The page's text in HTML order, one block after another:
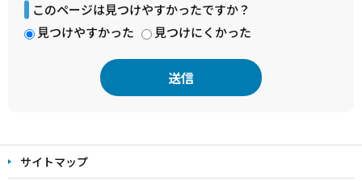
このページは見つけやすかったですか？
見つけやすかった
見つけにくかった
文
こ サイトマップ